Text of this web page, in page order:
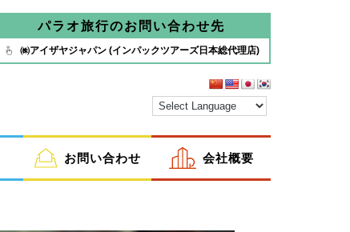
パラオ旅行のお問い合わせ先
㈱アイザヤジャパン (インパックツアーズ日本総代理店)
お問い合わせ 会社概要